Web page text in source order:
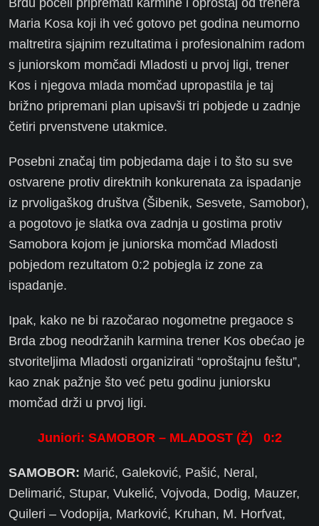
Maria Kosa koji ih već gotovo pet godina neumorno
maltretira sjajnim rezultatima i profesionalnim radom
s juniorskom momčadi Mladosti u prvoj ligi, trener
Kos i njegova mlada momčad upropastila je taj
brižno pripremani plan upisavši tri pobjede u zadnje
četiri prvenstvene utakmice.
Posebni značaj tim pobjedama daje i to što su sve
ostvarene protiv direktnih konkurenata za ispadanje
iz prvoligaškog društva (Šibenik, Sesvete, Samobor),
a pogotovo je slatka ova zadnja u gostima protiv
Samobora kojom je juniorska momčad Mladosti
pobjedom rezultatom 0:2 pobjegla iz zone za
ispadanje.
Ipak, kako ne bi razočarao nogometne pregaoce s
Brda zbog neodržanih karmina trener Kos obećao je
stvoriteljima Mladosti organizirati “oproštajnu feštu”,
kao znak pažnje što već petu godinu juniorsku
momčad drži u prvoj ligi.
Juniori: SAMOBOR – MLADOST (Ž) 0:2
SAMOBOR: Marić, Galeković, Pašić, Neral,
Delimarić, Stupar, Vukelić, Vojvoda, Dodig, Mauzer,
Quileri – Vodopija, Marković, Kruhan, M. Horfvat,